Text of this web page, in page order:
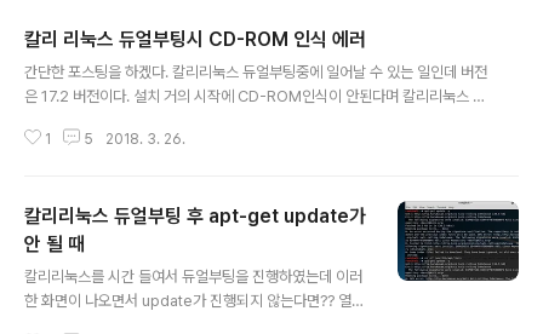
칼리 리눅스 듀얼부팅시 CD-ROM 인식 에러
간단한 포스팅을 하겠다. 칼리리눅스 듀얼부팅중에 일어날 수 있는 일인데 버전
은 17.2 버전이다. 설치 거의 시작에 CD-ROM인식이 안된다며 칼리리눅스 진
ount시키려고 해도 안되는 경우가 발생하는데 정말 간단하게 해결이 가능하
1 5 2018. 3. 26.
칼리리눅스 듀얼부팅 후 apt-get update가
안 될 때
칼리리눅스를 시간 들여서 듀얼부팅을 진행하였는데 이러
한 화면이 나오면서 update가 진행되지 않는다면?? 열이